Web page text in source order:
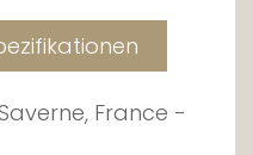
France -